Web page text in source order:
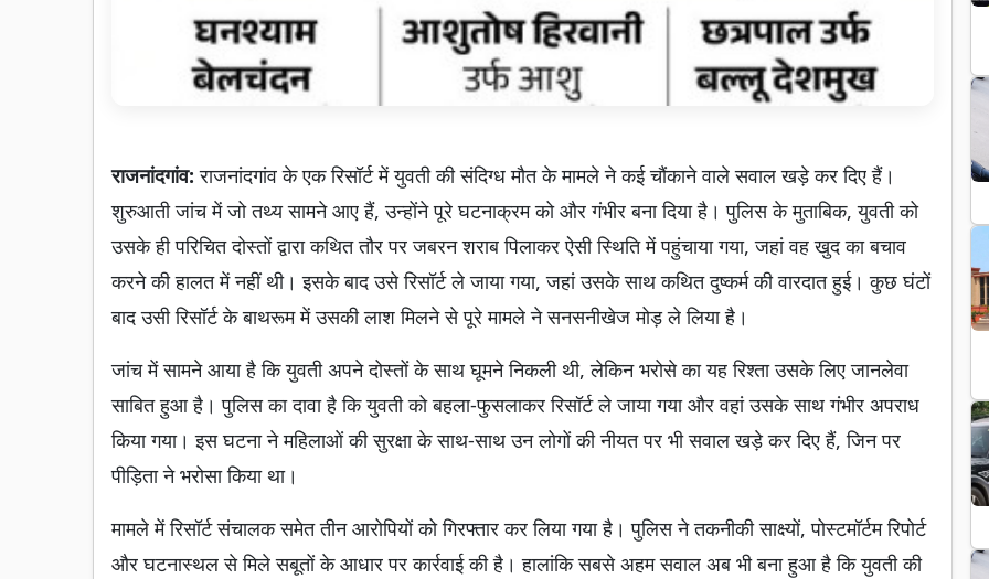
राजनांदगांव: राजनांदगांव के एक रिसॉर्ट में युवती की संदिग्ध मौत के मामले ने कई चौंकाने वाले सवाल खड़े कर दिए हैं।
शुरुआती जांच में जो तथ्य सामने आए हैं, उन्होंने पूरे घटनाक्रम को और गंभीर बना दिया है। पुलिस के मुताबिक, युवती को
उसके ही परिचित दोस्तों द्वारा कथित तौर पर जबरन शराब पिलाकर ऐसी स्थिति में पहुंचाया गया, जहां वह खुद का बचाव
करने की हालत में नहीं थी। इसके बाद उसे रिसॉर्ट ले जाया गया, जहां उसके साथ कथित दुष्कर्म की वारदात हुई। कुछ घंटों
बाद उसी रिसॉर्ट के बाथरूम में उसकी लाश मिलने से पूरे मामले ने सनसनीखेज मोड़ ले लिया है।
जांच में सामने आया है कि युवती अपने दोस्तों के साथ घूमने निकली थी, लेकिन भरोसे का यह रिश्ता उसके लिए जानलेवा
साबित हुआ है। पुलिस का दावा है कि युवती को बहला-फुसलाकर रिसॉर्ट ले जाया गया और वहां उसके साथ गंभीर अपराध
किया गया। इस घटना ने महिलाओं की सुरक्षा के साथ-साथ उन लोगों की नीयत पर भी सवाल खड़े कर दिए हैं, जिन पर
पीड़िता ने भरोसा किया था।
मामले में रिसॉर्ट संचालक समेत तीन आरोपियों को गिरफ्तार कर लिया गया है। पुलिस ने तकनीकी साक्ष्यों, पोस्टमॉर्टम रिपोर्ट
और घटनास्थल से मिले सबूतों के आधार पर कार्रवाई की है। हालांकि सबसे अहम सवाल अब भी बना हुआ है कि युवती की